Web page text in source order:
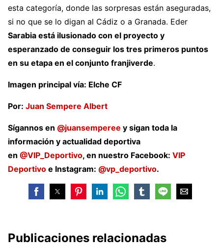
esta categoría, donde las sorpresas están aseguradas,
si no que se lo digan al Cádiz o a Granada. Eder
Sarabia está ilusionado con el proyecto y
esperanzado de conseguir los tres primeros puntos
en su etapa en el conjunto franjiverde.
Imagen principal vía: Elche CF
Por: Juan Sempere Albert
Sígannos en @juansemperee y sigan toda la
información y actualidad deportiva
en @VIP_Deportivo, en nuestro Facebook: VIP
Deportivo e Instagram: @vp_deportivo.
Publicaciones relacionadas